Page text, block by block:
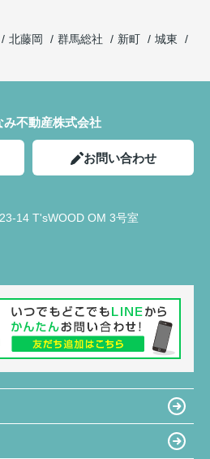
北藤岡 群馬総社 新町
城東
み不動産株式会社
お問い合わせ
T'sWOOD OM 3号室